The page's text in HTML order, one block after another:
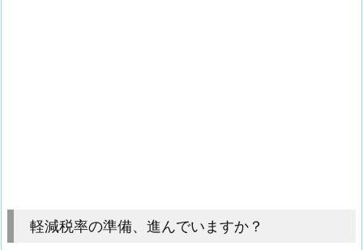
軽減税率の準備、進んでいますか？